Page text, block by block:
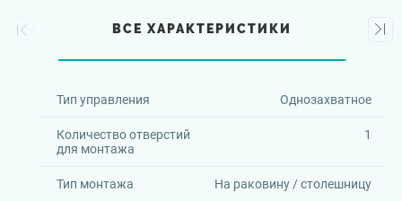
ВСЕ ХАРАКТЕРИСТИКИ
Тип управления Однозахватное
Количество отверстий
для монтажа
1
Тип монтажа На раковину / столешницу